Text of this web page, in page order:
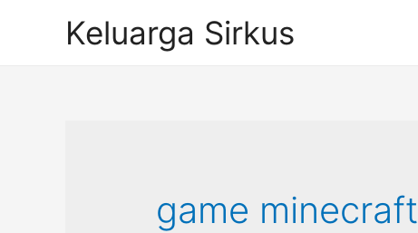
Keluarga Sirkus
game minecraft